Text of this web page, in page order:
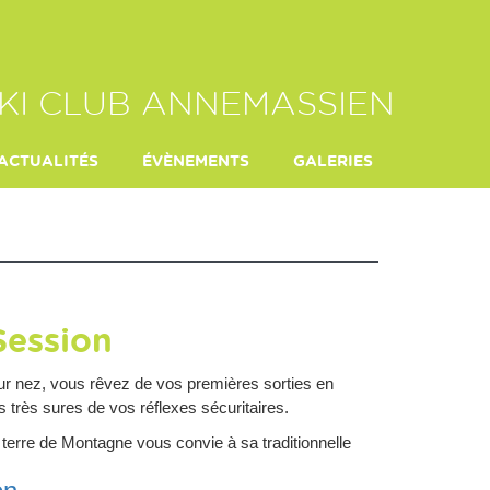
CLUB ANNEMASSIEN
ÉVÈNEMENTS GALERIES
nez, vous rêvez de vos premières sorties en
très sures de vos réflexes sécuritaires.
de Montagne vous convie à sa traditionnelle